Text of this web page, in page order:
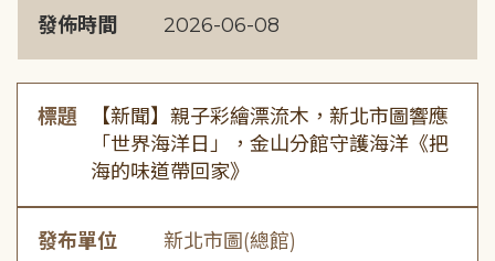
發佈時間 2026-06-08
標題
【新聞】親子彩繪漂流木，新北市圖響應
「世界海洋日」，金山分館守護海洋《把
海的味道帶回家》
發布單位 新北市圖(總館)